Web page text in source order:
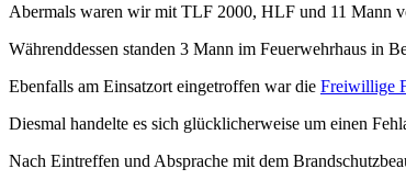
Abermals waren wir mit TLF 2000, HLF und 11 Mann
Währenddessen standen 3 Mann im Feuerwehrhaus in
Ebenfalls am Einsatzort eingetroffen war die Freiwillige
Diesmal handelte es sich glücklicherweise um einen
Nach Eintreffen und Absprache mit dem